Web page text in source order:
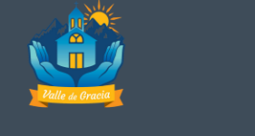
content